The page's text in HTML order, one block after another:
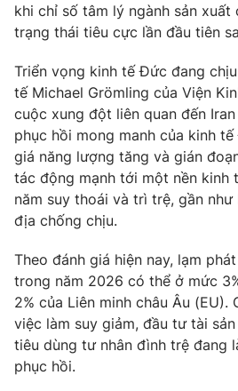
Video
VTV Money VTV
VTV Sức khoẻ Bất
Thị trường 24h Tấm
VTV4
VTV9 VTV8
Liên hệ tòa soạn
khi chỉ số tâm lý ngành sản xuất
trạng thái tiêu cực lần đầu tiên
Triển vọng kinh tế Đức đang
tế Michael Grömling của Viện
cuộc xung đột liên quan đến
phục hồi mong manh của kinh tế
giá năng lượng tăng và gián
tác động mạnh tới một nền kinh
năm suy thoái và trì trệ, gần
địa chống chịu.
Theo đánh giá hiện nay, lạm
trong năm 2026 có thể ở mức
2% của Liên minh châu Âu (EU).
việc làm suy giảm, đầu tư tài
tiêu dùng tư nhân đình trệ đang
phục hồi.